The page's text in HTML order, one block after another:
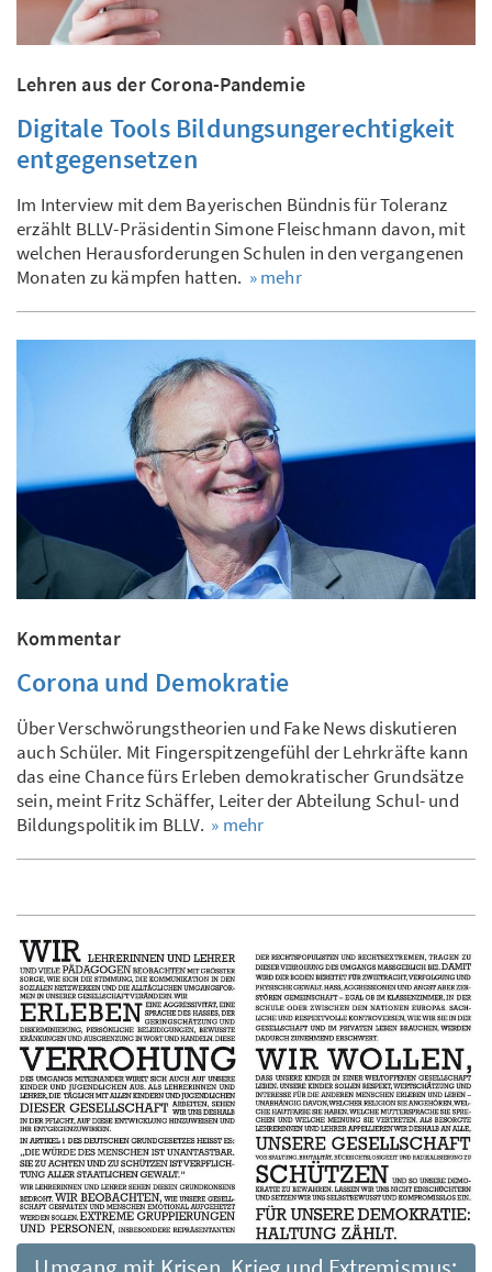
Lehren aus der Corona-Pandemie
Digitale Tools Bildungsungerechtigkeit
entgegensetzen
Im Interview mit dem Bayerischen Bündnis für Toleranz
erzählt BLLV-Präsidentin Simone Fleischmann davon, mit
welchen Herausforderungen Schulen in den vergangenen
Monaten zu kämpfen hatten. » mehr
Kommentar
Corona und Demokratie
Über Verschwörungstheorien und Fake News diskutieren
auch Schüler. Mit Fingerspitzengefühl der Lehrkräfte kann
das eine Chance fürs Erleben demokratischer Grundsätze
sein, meint Fritz Schäffer, Leiter der Abteilung Schul- und
Bildungspolitik im BLLV. » mehr